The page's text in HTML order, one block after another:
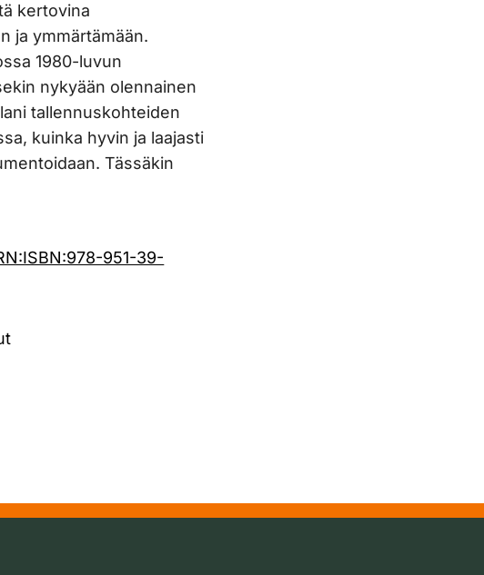
kertovina
ja ymmärtämään.
1980-luvun
nykyään olennainen
tallennuskohteiden
kuinka hyvin ja laajasti
Tässäkin
951-39-